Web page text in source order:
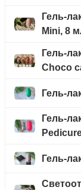
Гель-
Mini, 8
Гель-
Choco
Гель-
Гель-
Гель-